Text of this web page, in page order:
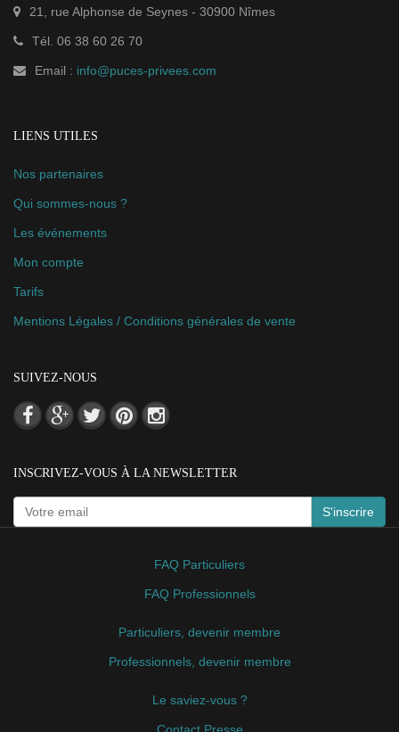
21, rue Alphonse de Seynes - 30900 Nîmes
Tél. 06 38 60 26 70
Email : info@puces-privees.com
LIENS UTILES
Nos partenaires
Qui sommes-nous ?
Les événements
Mon compte
Tarifs
Mentions Légales / Conditions générales de vente
SUIVEZ-NOUS
INSCRIVEZ-VOUS À LA NEWSLETTER
S'inscrire
FAQ Particuliers
FAQ Professionnels
Particuliers, devenir membre
Professionnels, devenir membre
Le saviez-vous ?